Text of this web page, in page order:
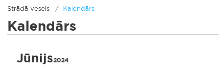
Strādā vesels Kalendārs
Kalendārs
Jūnijs2024